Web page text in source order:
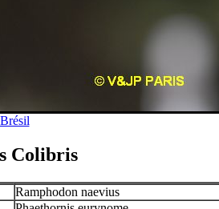
Brésil
Colibris
Ramphodon naevius